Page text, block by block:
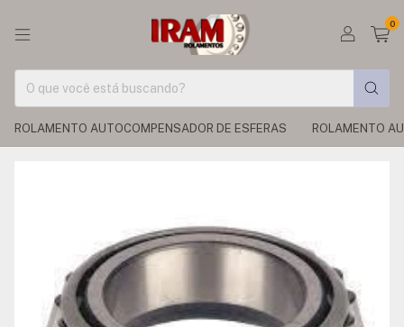
0
ROLAMENTO AUTOCOMPENSADOR DE ESFERAS ROLAMENTO